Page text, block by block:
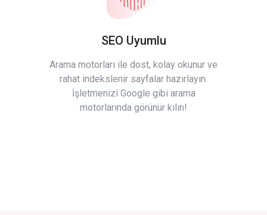
SEO Uyumlu
Arama motorları ile dost, kolay okunur ve
rahat indekslenir sayfalar hazırlayın.
İşletmenizi Google gibi arama
motorlarında görünür kılın!